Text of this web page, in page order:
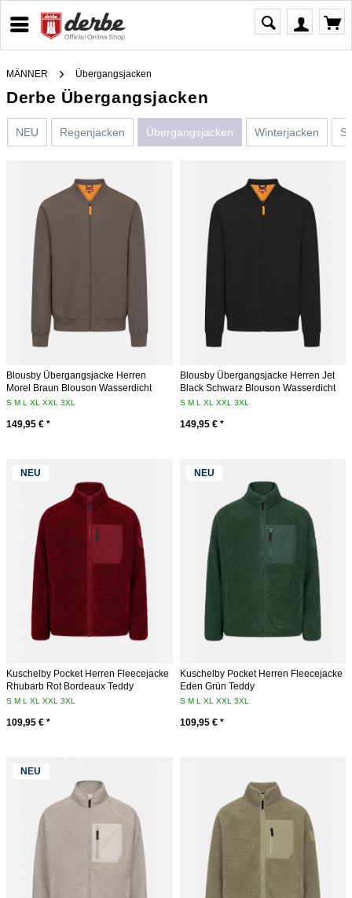
MÄNNER Übergangsjacken
Derbe Übergangsjacken
NEU Regenjacken Übergangsjacken Winterjacken
Blousby Übergangsjacke Herren
Morel Braun Blouson Wasserdicht
SMLXLXXL3XL
149,95 € *
Blousby Übergangsjacke Herren Jet
Black Schwarz Blouson Wasserdicht
S M L XL XXL 3XL
149,95 € *
NEU
Kuschelby Pocket Herren Fleecejacke
Rhubarb Rot Bordeaux Teddy
SMLXLXXL3XL
109,95 € *
NEU
Kuschelby Pocket Herren Fleecejacke
Eden Grün Teddy
S M L XL XXL 3XL
109,95 € *
NEU